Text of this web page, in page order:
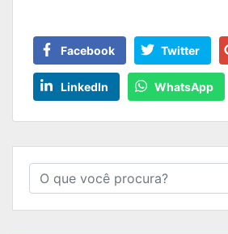
Facebook Twitter
LinkedIn WhatsApp